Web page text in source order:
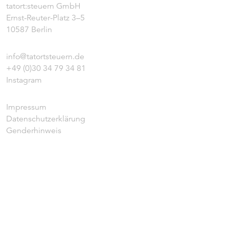
tatort:steuern GmbH
Ernst-Reuter-Platz 3–5
10587 Berlin
info@tatortsteuern.de
+49 (0)30 34 79 34 81
Instagram
Impressum
Datenschutzerklärung
Genderhinweis